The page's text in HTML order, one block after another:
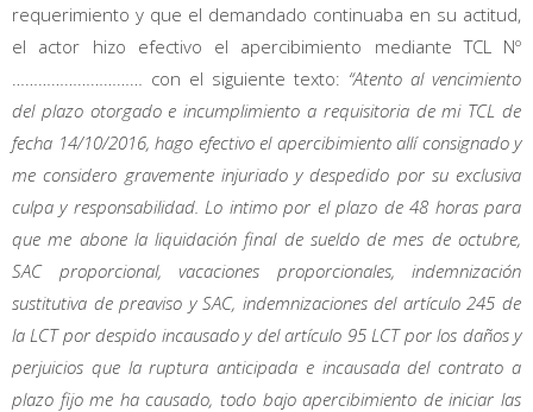
requerimiento y que el demandado continuaba en su actitud,
el actor hizo efectivo el apercibimiento mediante TCL Nº
………………………… con el siguiente texto: “Atento al vencimiento
del plazo otorgado e incumplimiento a requisitoria de mi TCL de
fecha 14/10/2016, hago efectivo el apercibimiento allí consignado y
me considero gravemente injuriado y despedido por su exclusiva
culpa y responsabilidad. Lo intimo por el plazo de 48 horas para
que me abone la liquidación final de sueldo de mes de octubre,
SAC proporcional, vacaciones proporcionales, indemnización
sustitutiva de preaviso y SAC, indemnizaciones del artículo 245 de
la LCT por despido incausado y del artículo 95 LCT por los daños y
perjuicios que la ruptura anticipada e incausada del contrato a
plazo fijo me ha causado, todo bajo apercibimiento de iniciar las